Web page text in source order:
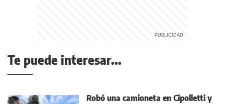
Te puede interesar...
Robó una camioneta en Cipolletti y